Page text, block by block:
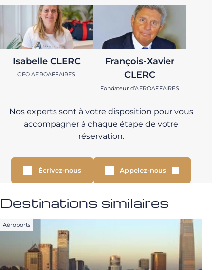
Isabelle CLERC
CEO AEROAFFAIRES
François-Xavier
CLERC
Fondateur d’AEROAFFAIRES
Nos experts sont à votre disposition pour vous
accompagner à chaque étape de votre
réservation.
Écrivez-nous Appelez-nous
Destinations similaires
Aéroports